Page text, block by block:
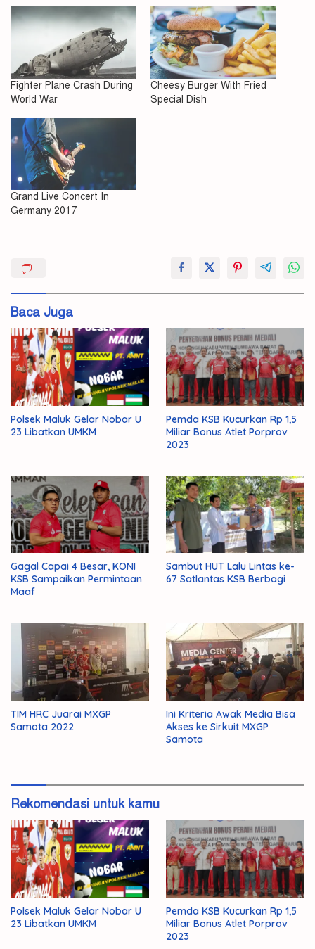
Fighter Plane Crash During
World War
Cheesy Burger With Fried
Special Dish
Grand Live Concert In
Germany 2017
Baca Juga
Polsek Maluk Gelar Nobar U
23 Libatkan UMKM
Pemda KSB Kucurkan Rp 1,5
Miliar Bonus Atlet Porprov
2023
Gagal Capai 4 Besar, KONI
KSB Sampaikan Permintaan
Maaf
Sambut HUT Lalu Lintas ke-
67 Satlantas KSB Berbagi
TIM HRC Juarai MXGP
Samota 2022
Ini Kriteria Awak Media Bisa
Akses ke Sirkuit MXGP
Samota
Rekomendasi untuk kamu
Polsek Maluk Gelar Nobar U
23 Libatkan UMKM
Pemda KSB Kucurkan Rp 1,5
Miliar Bonus Atlet Porprov
2023